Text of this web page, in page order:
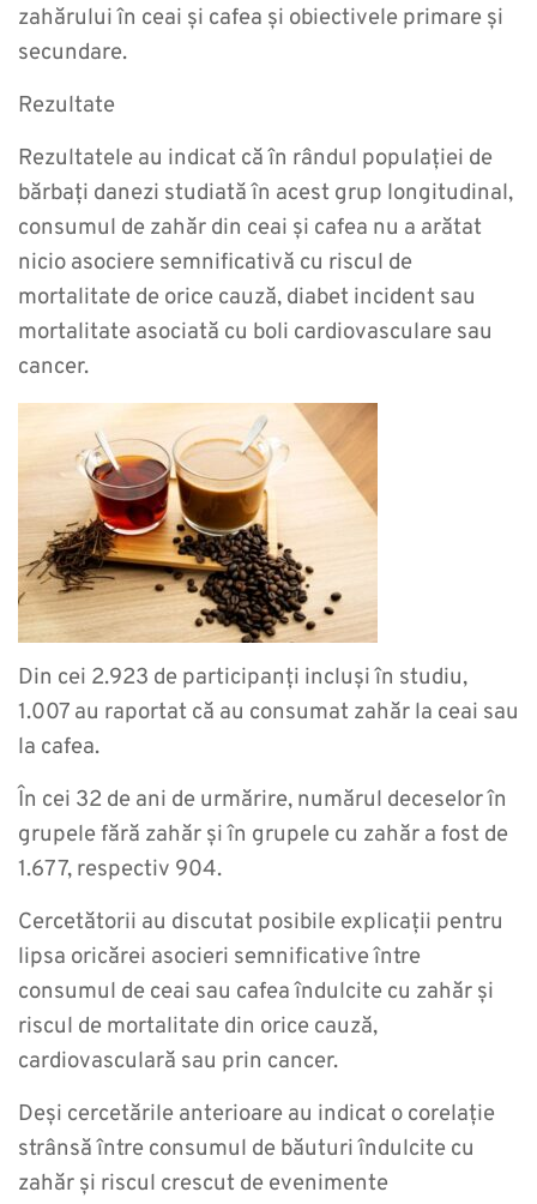
zahărului în ceai și cafea și obiectivele primare și
secundare.
Rezultate
Rezultatele au indicat că în rândul populației de
bărbați danezi studiată în acest grup longitudinal,
consumul de zahăr din ceai și cafea nu a arătat
nicio asociere semnificativă cu riscul de
mortalitate de orice cauză, diabet incident sau
mortalitate asociată cu boli cardiovasculare sau
cancer.
Din cei 2.923 de participanți incluși în studiu,
1.007 au raportat că au consumat zahăr la ceai sau
la cafea.
În cei 32 de ani de urmărire, numărul deceselor în
grupele fără zahăr și în grupele cu zahăr a fost de
1.677, respectiv 904.
Cercetătorii au discutat posibile explicații pentru
lipsa oricărei asocieri semnificative între
consumul de ceai sau cafea îndulcite cu zahăr și
riscul de mortalitate din orice cauză,
cardiovasculară sau prin cancer.
Deși cercetările anterioare au indicat o corelație
strânsă între consumul de băuturi îndulcite cu
zahăr și riscul crescut de evenimente